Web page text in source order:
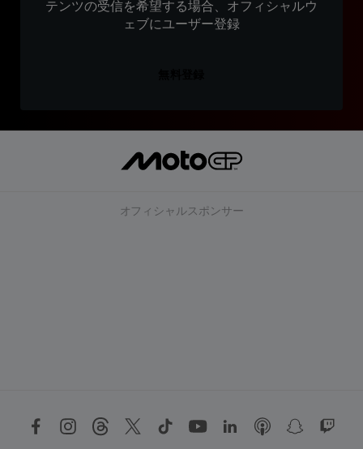
テンツの受信を希望する場合、オフィシャルウ
ェブにユーザー登録
オフィシャルスポンサー